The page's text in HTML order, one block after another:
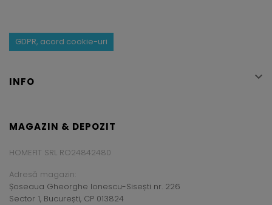
GDPR, acord cookie-uri
INFO 
MAGAZIN & DEPOZIT
HOMEFIT SRL RO24842480
Adresă magazin:
Șoseaua Gheorghe Ionescu-Sisești nr. 226
Sector 1, București, CP 013824